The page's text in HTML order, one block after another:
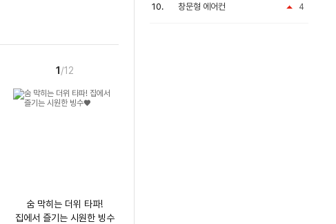
1 /12
숨 막히는 더위 타파!
집에서 즐기는 시원한 빙수
4
창문형 에어컨